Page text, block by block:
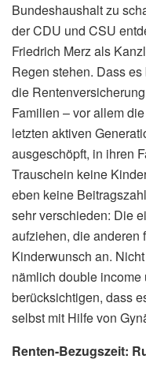
Bundeshaushalt zu
der CDU und CSU
Friedrich Merz als
Regen stehen. Dass
die
Familien – vor allem
letzten aktiven
ausgeschöpft, in ihren
Trauschein keine
eben keine
sehr verschieden: Die
aufziehen, die anderen
Kinderwunsch an.
nämlich double
berücksichtigen, dass
selbst mit Hilfe von
Renten-Bezugszeit: